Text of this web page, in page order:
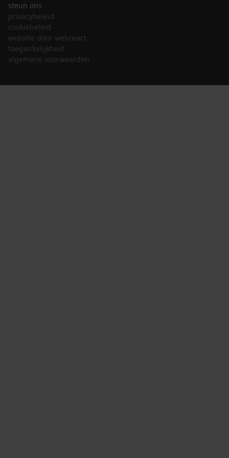
steun ons
privacybeleid
cookiebeleid
website door webreact
toegankelijkheid
algemene voorwaarden